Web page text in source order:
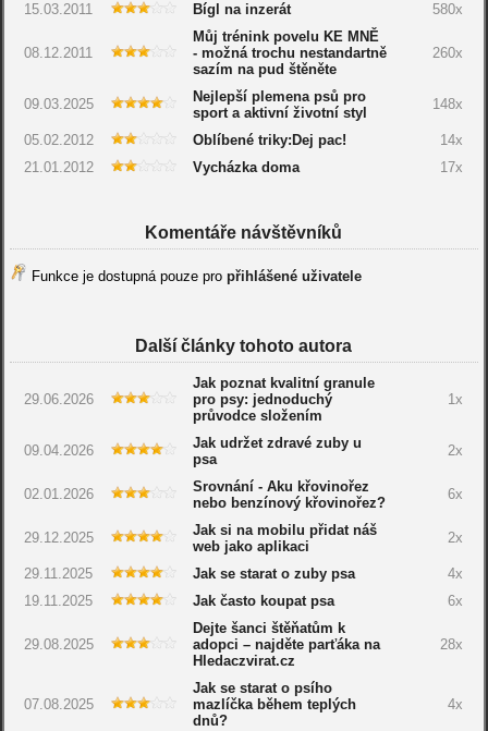
15.03.2011
Bígl na inzerát 580x
08.12.2011
Můj trénink povelu KE MNĚ
- možná trochu nestandartně
sazím na pud štěněte
260x
09.03.2025
Nejlepší plemena psů pro
sport a aktivní životní styl
148x
05.02.2012 Oblíbené triky:Dej pac!
14x
21.01.2012
Vycházka doma 17x
Komentáře návštěvníků
Funkce je dostupná pouze pro přihlášené uživatele
Další články tohoto autora
29.06.2026
Jak poznat kvalitní granule
pro psy: jednoduchý
průvodce složením
1x
09.04.2026
Jak udržet zdravé zuby u
psa
2x
02.01.2026
Srovnání - Aku křovinořez
nebo benzínový křovinořez?
6x
29.12.2025
Jak si na mobilu přidat náš
web jako aplikaci
2x
29.11.2025 Jak se starat o zuby psa
4x
19.11.2025
Jak často koupat psa 6x
29.08.2025
Dejte šanci štěňatům k
adopci – najděte parťáka na
Hledaczvirat.cz
28x
07.08.2025
Jak se starat o psího
mazlíčka během teplých
dnů?
4x